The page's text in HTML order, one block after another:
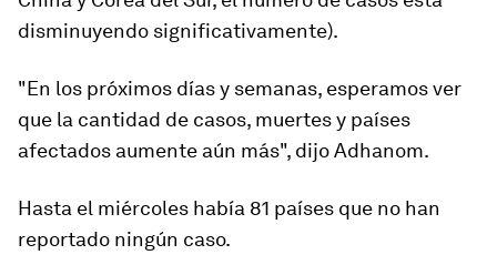
disminuyendo significativamente).
"En los próximos días y semanas, esperamos ver
que la cantidad de casos, muertes y países
afectados aumente aún más", dijo Adhanom.
Hasta el miércoles había 81 países que no han
reportado ningún caso.